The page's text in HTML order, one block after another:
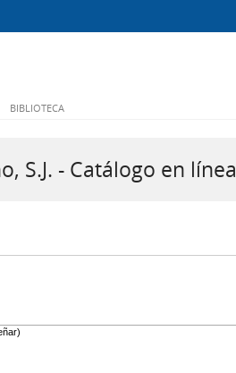
BIBLIOTECA
S.J. - Catálogo en línea